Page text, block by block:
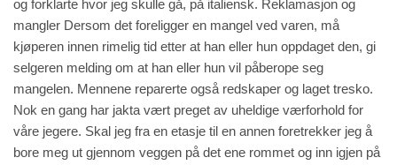
og forklarte hvor jeg skulle gå, på italiensk. Reklamasjon og
mangler Dersom det foreligger en mangel ved varen, må
kjøperen innen rimelig tid etter at han eller hun oppdaget den, gi
selgeren melding om at han eller hun vil påberope seg
mangelen. Mennene reparerte også redskaper og laget tresko.
Nok en gang har jakta vært preget av uheldige værforhold for
våre jegere. Skal jeg fra en etasje til en annen foretrekker jeg å
bore meg ut gjennom veggen på det ene rommet og inn igjen på